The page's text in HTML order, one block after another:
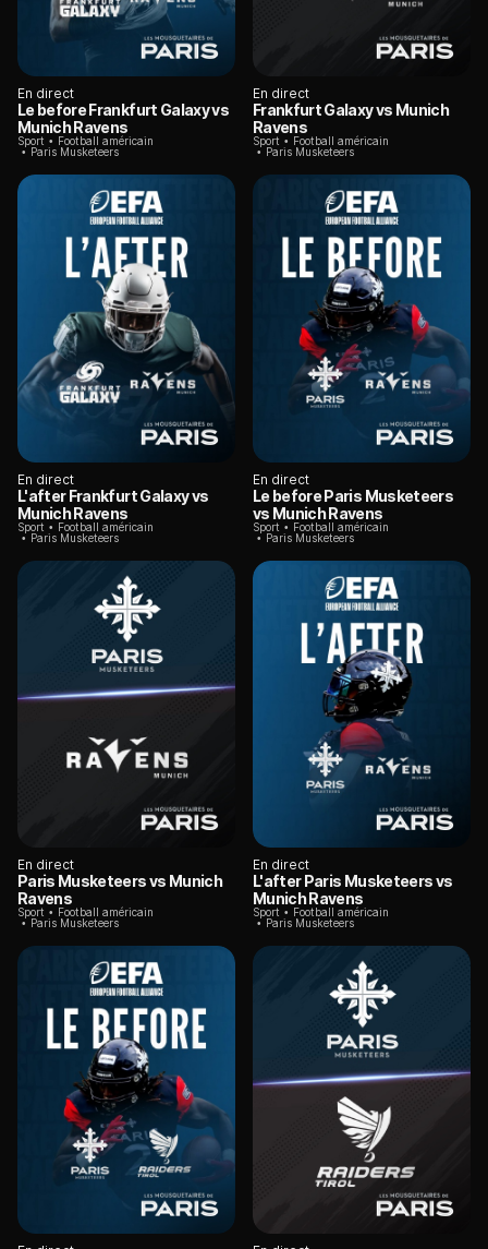
En direct
Le before Frankfurt Galaxy vs
Munich Ravens
Sport
Football américain
Paris Musketeers
En direct
Frankfurt Galaxy vs Munich
Ravens
Sport
Football américain
Paris Musketeers
En direct
L'after Frankfurt Galaxy vs
Munich Ravens
Sport
Football américain
Paris Musketeers
En direct
Le before Paris Musketeers
vs Munich Ravens
Sport
Football américain
Paris Musketeers
En direct
Paris Musketeers vs Munich
Ravens
Sport
Football américain
Paris Musketeers
En direct
L'after Paris Musketeers vs
Munich Ravens
Sport
Football américain
Paris Musketeers